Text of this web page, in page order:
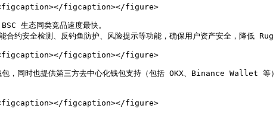
figcaption></figure>
生态同类竞品速度最快。
安全检测、反钓鱼防护、风险提示等功能，确保用户资产安全，降低
figcaption></figure>
时也提供第三方去中心化钱包支持（包括 OKX、Binance Wallet 等）
figcaption></figure>